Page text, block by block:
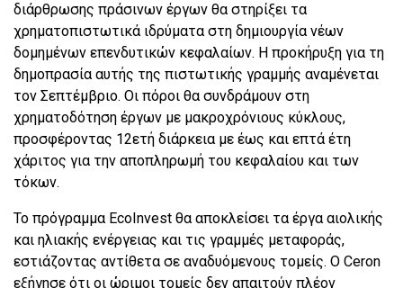
διάρθρωσης πράσινων έργων θα στηρίξει τα
χρηματοπιστωτικά ιδρύματα στη δημιουργία νέων
δομημένων επενδυτικών κεφαλαίων. Η προκήρυξη για τη
δημοπρασία αυτής της πιστωτικής γραμμής αναμένεται
τον Σεπτέμβριο. Οι πόροι θα συνδράμουν στη
χρηματοδότηση έργων με μακροχρόνιους κύκλους,
προσφέροντας 12ετή διάρκεια με έως και επτά έτη
χάριτος για την αποπληρωμή του κεφαλαίου και των
τόκων.
Το πρόγραμμα EcoInvest θα αποκλείσει τα έργα αιολικής
και ηλιακής ενέργειας και τις γραμμές μεταφοράς,
εστιάζοντας αντίθετα σε αναδυόμενους τομείς. Ο Ceron
εξήγησε ότι οι ώριμοι τομείς δεν απαιτούν πλέον